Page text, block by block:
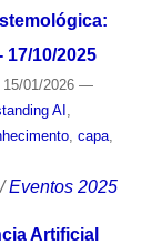
10/2025
01/2026 —
AI
, capa,
/Eventos 2025
Artificial